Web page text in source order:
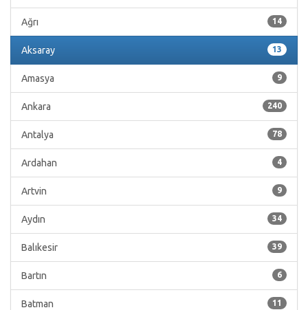
14
Ağrı
13
Aksaray
9
Amasya
240
Ankara
78
Antalya
4
Ardahan
9
Artvin
34
Aydın
39
Balıkesir
6
Bartın
11
Batman